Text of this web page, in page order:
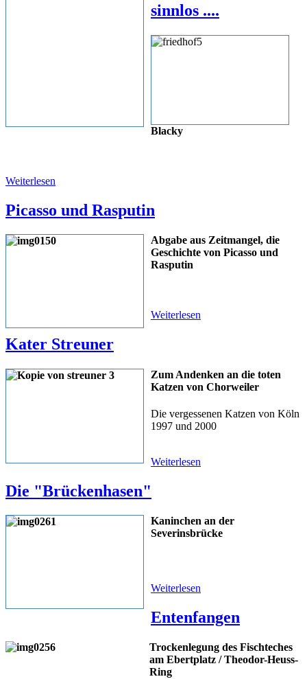
sinnlos ....
Blacky
Weiterlesen
Picasso und Rasputin
Abgabe aus Zeitmangel, die
Geschichte von Picasso und
Rasputin
Weiterlesen
Kater Streuner
Zum Andenken an die toten
Katzen von Chorweiler
Die vergessenen Katzen von Köln
1997 und 2000
Weiterlesen
Die "Brückenhasen"
Kaninchen an der
Severinsbrücke
Weiterlesen
Entenfangen
Trockenlegung des Fischteches
am Ebertplatz / Theodor-Heuss-
Ring